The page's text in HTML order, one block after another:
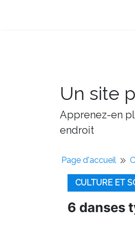
Un site
Apprenez-en
endroit
Page d'accueil
CULTURE ET
6 danses